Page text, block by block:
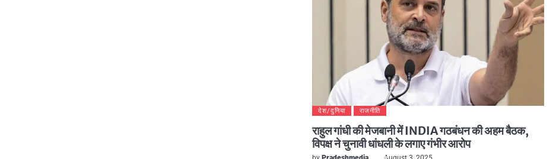
देश/दुनिया राजनीति
राहुल गांधी की मेजबानी में INDIA गठबंधन की अहम बैठक,
विपक्ष ने चुनावी धांधली के लगाए गंभीर आरोप